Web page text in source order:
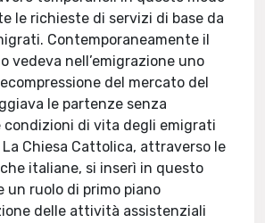
le richieste di servizi di base da
Contemporaneamente il
vedeva nell’emigrazione uno
del mercato del
le partenze senza
condizioni di vita degli emigrati
Chiesa Cattolica, attraverso le
italiane, si inserì in questo
un ruolo di primo piano
delle attività assistenziali